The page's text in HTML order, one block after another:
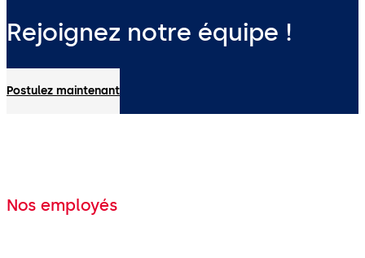
Rejoignez notre équipe !
Postulez maintenant
Nos employés